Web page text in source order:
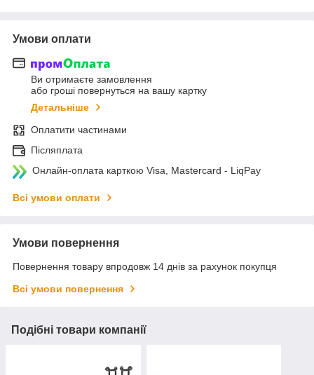
Умови оплати
Ви отримаєте замовлення
або гроші повернуться на вашу картку
Детальніше
Оплатити частинами
Післяплата
Онлайн-оплата карткою Visa, Mastercard - LiqPay
Всі умови оплати
Умови повернення
Повернення товару впродовж 14 днів за рахунок покупця
Всі умови повернення
Подібні товари компанії